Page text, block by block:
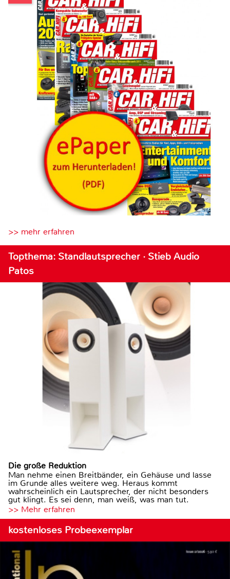
>> mehr erfahren
Topthema: Standlautsprecher · Stieb Audio
Patos
Die große Reduktion
Man nehme einen Breitbänder, ein Gehäuse und lasse
im Grunde alles weitere weg. Heraus kommt
wahrscheinlich ein Lautsprecher, der nicht besonders
gut klingt. Es sei denn, man weiß, was man tut.
>> Mehr erfahren
kostenloses Probeexemplar